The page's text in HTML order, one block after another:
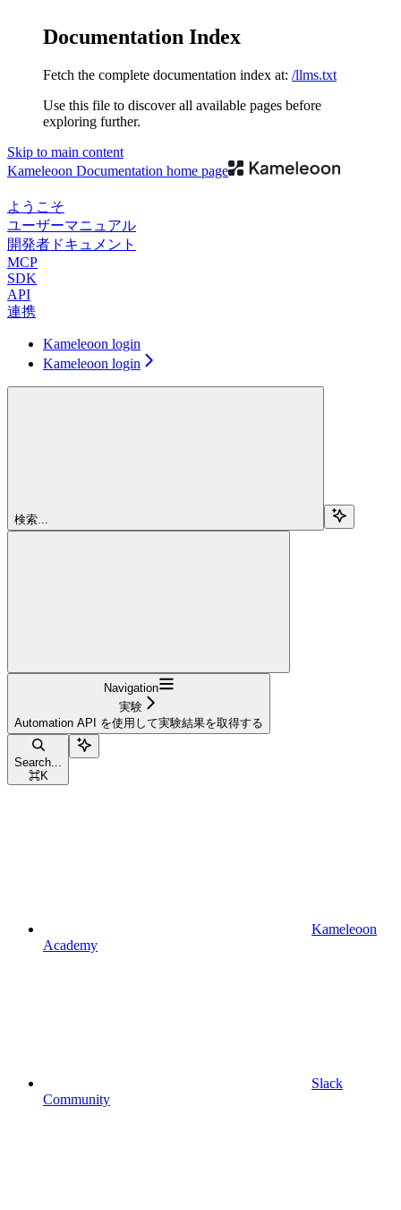
Documentation Index
Fetch the complete documentation index at: /llms.txt
Use this file to discover all available pages before
exploring further.
Skip to main content
Kameleoon Documentation home page
ようこそ
ユーザーマニュアル
開発者ドキュメント
MCP
SDK
API
連携
Kameleoon login
Kameleoon login
検索...
Navigation
実験
Automation API を使用して実験結果を取得する
Search...
⌘K
Kameleoon
Academy
Slack
Community